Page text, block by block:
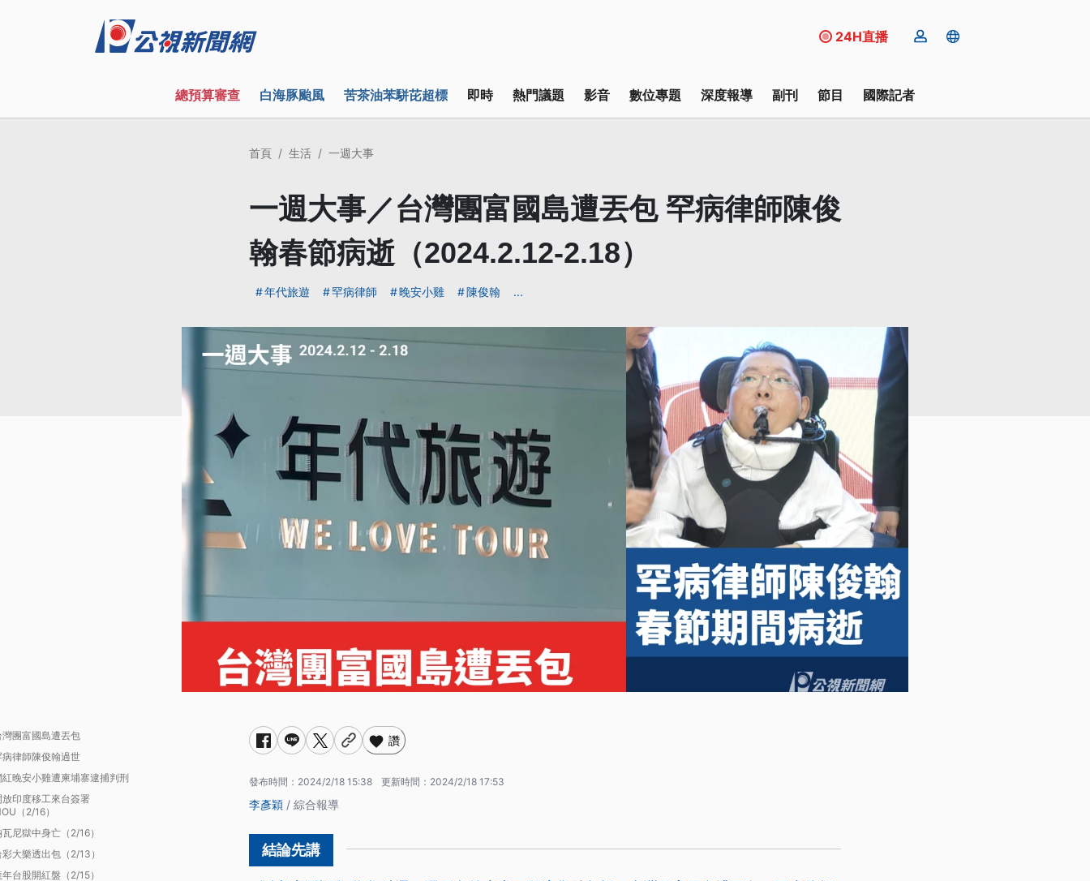
24H直播
總預算審查 白海豚颱風 苦茶油苯駢芘超標 即時 熱門議題 影音 數位專題 深度報導 副刊 節目 國際記者
首頁 生活 一週大事
一週大事／台灣團富國島遭丟包 罕病律師陳俊
翰春節病逝（2024.2.12-2.18）
年代旅遊 罕病律師 晚安小雞 陳俊翰 ...
灣團富國島遭丟包
病律師陳俊翰過世
紅晚安小雞遭柬埔寨逮捕判刑
放印度移工來台簽署
（2/16）
瓦尼獄中身亡（2/16）
彩大樂透出包（2/13）
年台股開紅盤（2/15）
讚
發布時間： 2024/2/18 15:38 更新時間： 2024/2/18 17:53
李彥穎 / 綜合報導